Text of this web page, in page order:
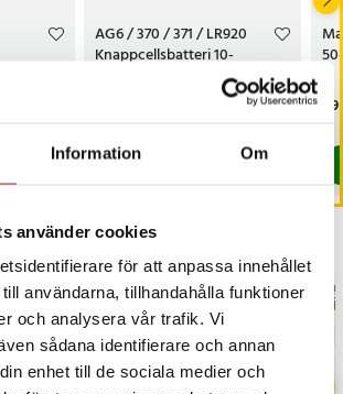
Information Om
använder cookies
för att anpassa innehållet
användarna, tillhandahålla funktioner
och analysera vår trafik. Vi
sådana identifierare och annan
enhet till de sociala medier och
AG6 / 370 / 371 / LR920
Knappcellsbatteri 10-